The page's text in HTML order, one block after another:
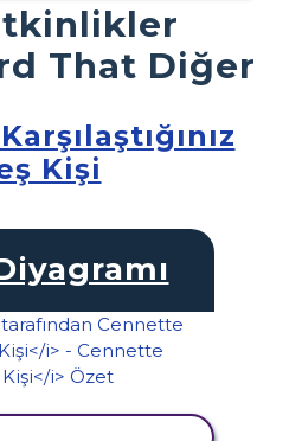
That Diğer
Kişi